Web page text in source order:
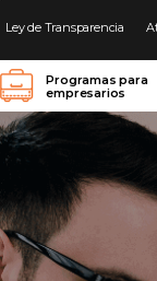
Ley de Transparencia
Programas para
empresarios